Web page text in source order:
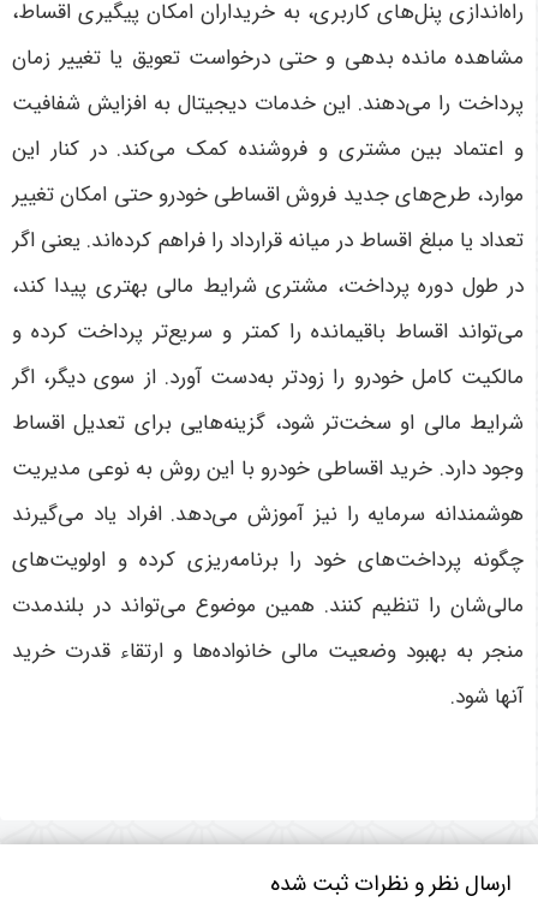
راه‌اندازی پنل‌های کاربری، به خریداران امکان پیگیری اقساط،
مشاهده مانده بدهی و حتی درخواست تعویق یا تغییر زمان
پرداخت را می‌دهند. این خدمات دیجیتال به افزایش شفافیت
و اعتماد بین مشتری و فروشنده کمک می‌کند.در کنار این
موارد، طرح‌های جدید فروش اقساطی خودرو حتی امکان تغییر
تعداد یا مبلغ اقساط در میانه قرارداد را فراهم کرده‌اند. یعنی اگر
در طول دوره پرداخت، مشتری شرایط مالی بهتری پیدا کند،
می‌تواند اقساط باقیمانده را کمتر و سریع‌تر پرداخت کرده و
مالکیت کامل خودرو را زودتر به‌دست آورد. از سوی دیگر، اگر
شرایط مالی او سخت‌تر شود، گزینه‌هایی برای تعدیل اقساط
وجود دارد. خرید اقساطی خودرو با این روش به نوعی مدیریت
هوشمندانه سرمایه را نیز آموزش می‌دهد. افراد یاد می‌گیرند
چگونه پرداخت‌های خود را برنامه‌ریزی کرده و اولویت‌های
مالی‌شان را تنظیم کنند. همین موضوع می‌تواند در بلندمدت
منجر به بهبود وضعیت مالی خانواده‌ها و ارتقاء قدرت خرید
آنها شود.
ارسال نظر و نظرات ثبت شده